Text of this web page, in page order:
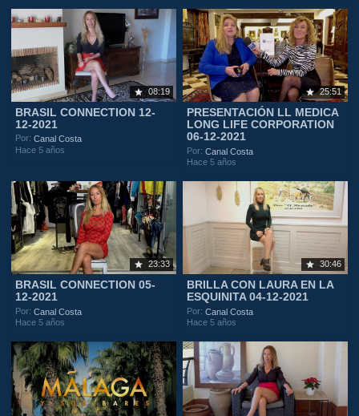
08:19
BRASIL CONNECTION 12-
12-2021
Por:Canal Costa
Hace 5 años
25:51
PRESENTACIÓN LL MEDICA
LONG LIFE CORPORATION
06-12-2021
Por:Canal Costa
Hace 5 años
23:33
BRASIL CONNECTION 05-
12-2021
Por:Canal Costa
Hace 5 años
30:46
BRILLA CON LAURA EN LA
ESQUINITA 04-12-2021
Por:Canal Costa
Hace 5 años